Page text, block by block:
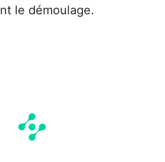
le démoulage.